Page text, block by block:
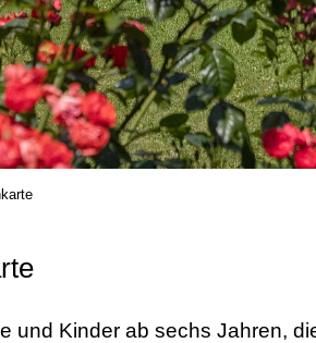
und Kinder ab sechs Jahren,